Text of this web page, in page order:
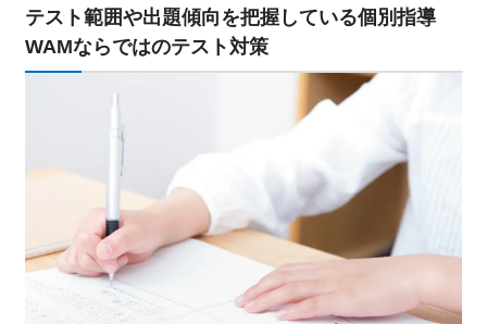
テスト範囲や出題傾向を把握している個別指導
WAMならではのテスト対策